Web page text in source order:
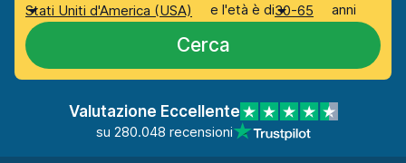
Stati Uniti d'America (USA)
e l'età è di30-65 anni
Cerca
Valutazione Eccellente
su 280.048 recensioni